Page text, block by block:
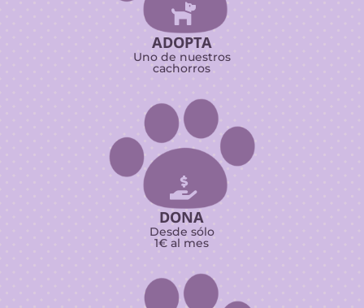

ADOPTA
Uno de nuestros
cachorros

DONA
Desde sólo
1€ al mes